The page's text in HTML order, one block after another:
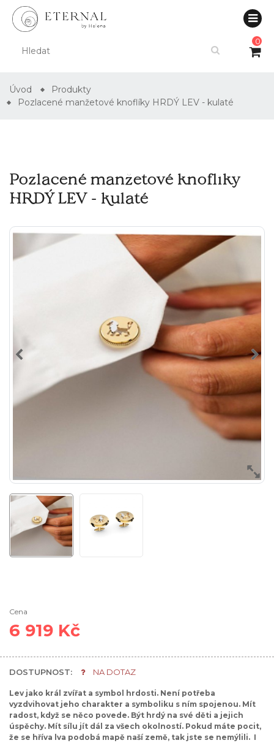
0
Úvod
Produkty
Pozlacené manžetové knoflíky HRDÝ LEV - kulaté
Pozlacené manžetové knoflíky
HRDÝ LEV - kulaté
Cena
6 919 Kč
DOSTUPNOST: NA DOTAZ
Lev jako král zvířat a symbol hrdosti. Není potřeba
vyzdvihovat jeho charakter a symboliku s ním spojenou. Mít
radost, když se něco povede. Být hrdý na své děti a jejich
úspěchy. Mít sílu jít dál za všech okolností. Pokud máte pocit,
že se hříva lva podobá mapě naší země, tak jste se nemýlili. I